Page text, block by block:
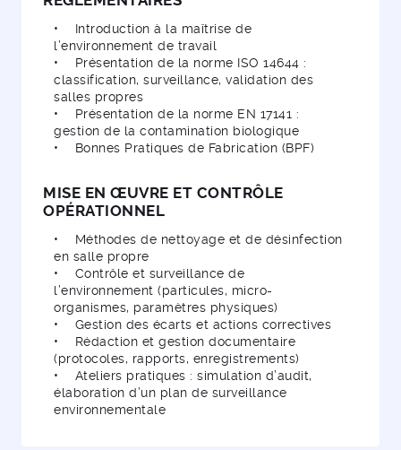
• Introduction à la maîtrise de
l’environnement de travail
• Présentation de la norme ISO 14644 :
classification, surveillance, validation des
salles propres
• Présentation de la norme EN 17141 :
gestion de la contamination biologique
• Bonnes Pratiques de Fabrication (BPF)
MISE EN ŒUVRE ET CONTRÔLE
OPÉRATIONNEL
• Méthodes de nettoyage et de désinfection
en salle propre
• Contrôle et surveillance de
l’environnement (particules, micro-
organismes, paramètres physiques)
• Gestion des écarts et actions correctives
• Rédaction et gestion documentaire
(protocoles, rapports, enregistrements)
• Ateliers pratiques : simulation d’audit,
élaboration d’un plan de surveillance
environnementale